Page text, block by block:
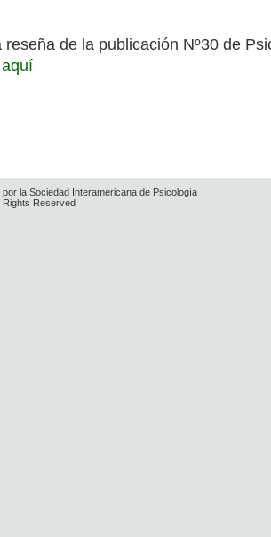
reseña de la publicación Nº30 de
aquí
la Sociedad Interamericana de Psicología
Rights Reserved